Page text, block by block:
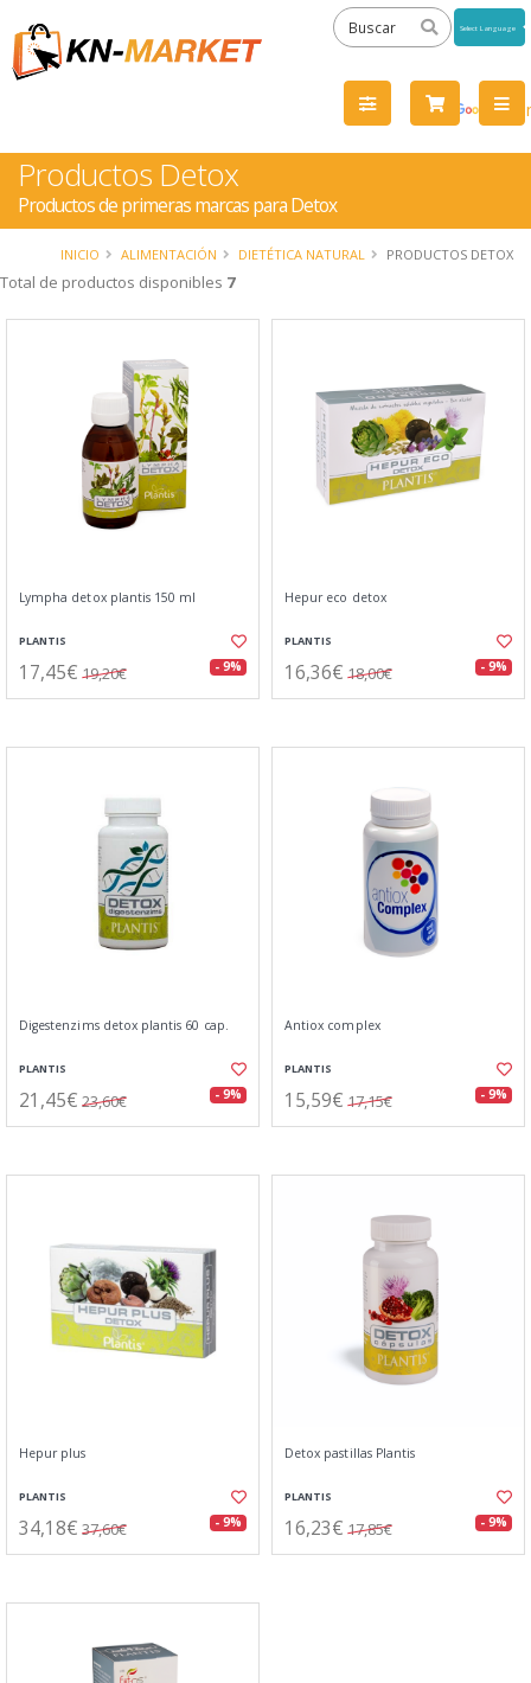
by
Productos Detox
Productos de primeras marcas para Detox
INICIO ALIMENTACIÓN DIETÉTICA NATURAL PRODUCTOS DETOX
Total de productos disponibles 7
Lympha detox plantis 150 ml
PLANTIS
17,45€ 19,20€ - 9%
Hepur eco detox
PLANTIS
16,36€ 18,00€ - 9%
Digestenzims detox plantis 60 cap.
PLANTIS
21,45€ 23,60€ - 9%
Antiox complex
PLANTIS
15,59€ 17,15€ - 9%
Hepur plus
PLANTIS
34,18€ 37,60€ - 9%
Detox pastillas Plantis
PLANTIS
16,23€ 17,85€ - 9%